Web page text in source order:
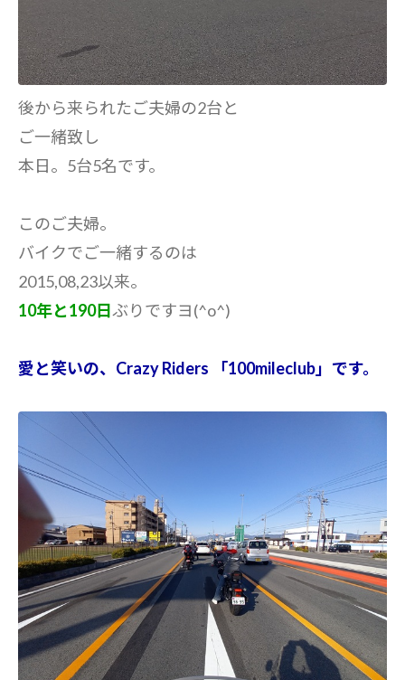
後から来られたご夫婦の2台と
ご一緒致し
本日。5台5名です。
このご夫婦。
バイクでご一緒するのは
2015,08,23以来。
10年と190日ぶりですヨ(^o^)
愛と笑いの、Crazy Riders 「100mileclub」です。